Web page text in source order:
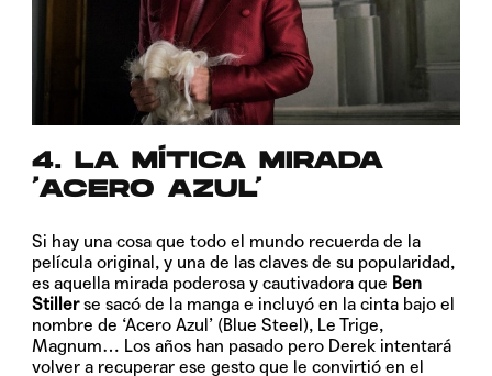
4. LA MÍTICA MIRADA
‘ACERO AZUL’
Si hay una cosa que todo el mundo recuerda de la
película original, y una de las claves de su popularidad,
es aquella mirada poderosa y cautivadora que Ben
Stillerse sacó de la manga e incluyó en la cinta bajo el
nombre de ‘Acero Azul’ (Blue Steel), Le Trige,
Magnum… Los años han pasado pero Derek intentará
volver a recuperar ese gesto que le convirtió en el